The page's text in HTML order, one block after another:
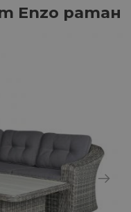
Enzo ратан